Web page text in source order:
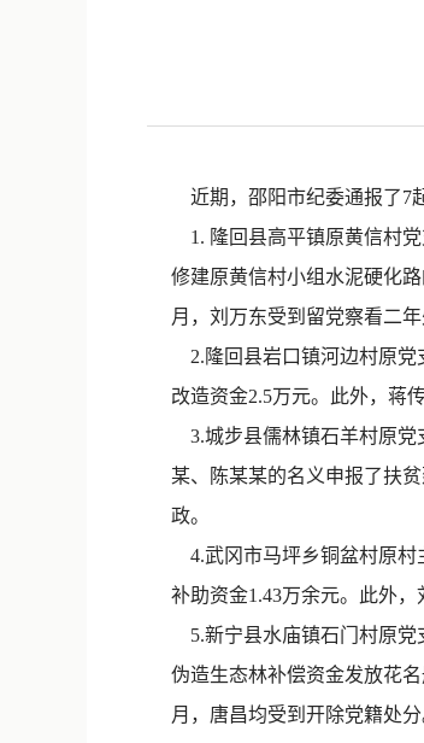
近期，邵阳市纪委通报了7
1. 隆回县高平镇原黄信村党
修建原黄信村小组水泥硬化
月，刘万东受到留党察看二
2.隆回县岩口镇河边村原党
改造资金2.5万元。此外，蒋
3.城步县儒林镇石羊村原党
某、陈某某的名义申报了扶
政。
4.武冈市马坪乡铜盆村原村
补助资金1.43万余元。此外
5.新宁县水庙镇石门村原党
伪造生态林补偿资金发放花
月，唐昌均受到开除党籍处分